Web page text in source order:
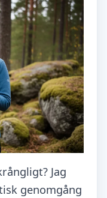
Jag
genomgång